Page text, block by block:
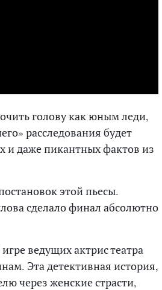
голову как юным леди,
расследования будет
и даже пикантных фактов из
этой пьесы.
сделало финал абсолютно
ведущих актрис театра
Эта детективная история,
через женские страсти,